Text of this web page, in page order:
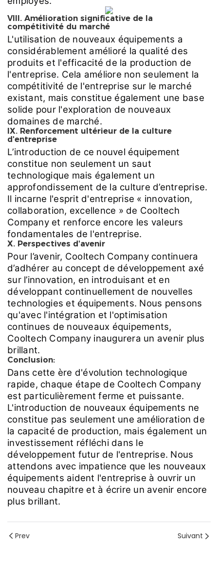
VIII. Amélioration significative de la
compétitivité du marché
L'utilisation de nouveaux équipements a
considérablement amélioré la qualité des
produits et l'efficacité de la production de
l'entreprise. Cela améliore non seulement la
compétitivité de l'entreprise sur le marché
existant, mais constitue également une base
solide pour l'exploration de nouveaux
domaines de marché.
IX. Renforcement ultérieur de la culture
d'entreprise
L’introduction de ce nouvel équipement
constitue non seulement un saut
technologique mais également un
approfondissement de la culture d’entreprise.
Il incarne l'esprit d'entreprise « innovation,
collaboration, excellence » de Cooltech
Company et renforce encore les valeurs
fondamentales de l'entreprise.
X. Perspectives d'avenir
Pour l’avenir, Cooltech Company continuera
d’adhérer au concept de développement axé
sur l’innovation, en introduisant et en
développant continuellement de nouvelles
technologies et équipements. Nous pensons
qu'avec l'intégration et l'optimisation
continues de nouveaux équipements,
Cooltech Company inaugurera un avenir plus
brillant.
Conclusion:
Dans cette ère d'évolution technologique
rapide, chaque étape de Cooltech Company
est particulièrement ferme et puissante.
L'introduction de nouveaux équipements ne
constitue pas seulement une amélioration de
la capacité de production, mais également un
investissement réfléchi dans le
développement futur de l'entreprise. Nous
attendons avec impatience que les nouveaux
équipements aident l'entreprise à ouvrir un
nouveau chapitre et à écrire un avenir encore
plus brillant.
Prev Suivant